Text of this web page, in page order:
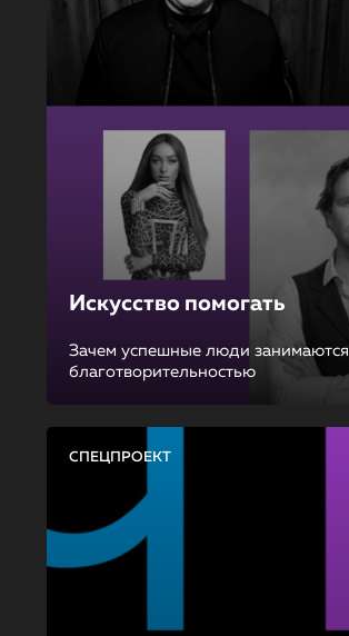
Искусство помогать
Зачем успешные люди занимаются
благотворительностью
СПЕЦПРОЕКТ